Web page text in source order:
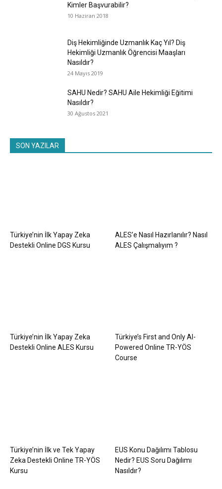
Kimler Başvurabilir?
10 Haziran 2018
Diş Hekimliğinde Uzmanlık Kaç Yıl? Diş
Hekimliği Uzmanlık Öğrencisi Maaşları
Nasıldır?
24 Mayıs 2019
SAHU Nedir? SAHU Aile Hekimliği Eğitimi
Nasıldır?
30 Ağustos 2021
SON YAZILAR
Türkiye’nin İlk Yapay Zeka
Destekli Online DGS Kursu
ALES’e Nasıl Hazırlanılır? Nasıl
ALES Çalışmalıyım ?
Türkiye’nin İlk Yapay Zeka
Destekli Online ALES Kursu
Türkiye’s First and Only AI-
Powered Online TR-YÖS
Course
Türkiye’nin İlk ve Tek Yapay
Zeka Destekli Online TR-YÖS
Kursu
EUS Konu Dağılımı Tablosu
Nedir? EUS Soru Dağılımı
Nasıldır?